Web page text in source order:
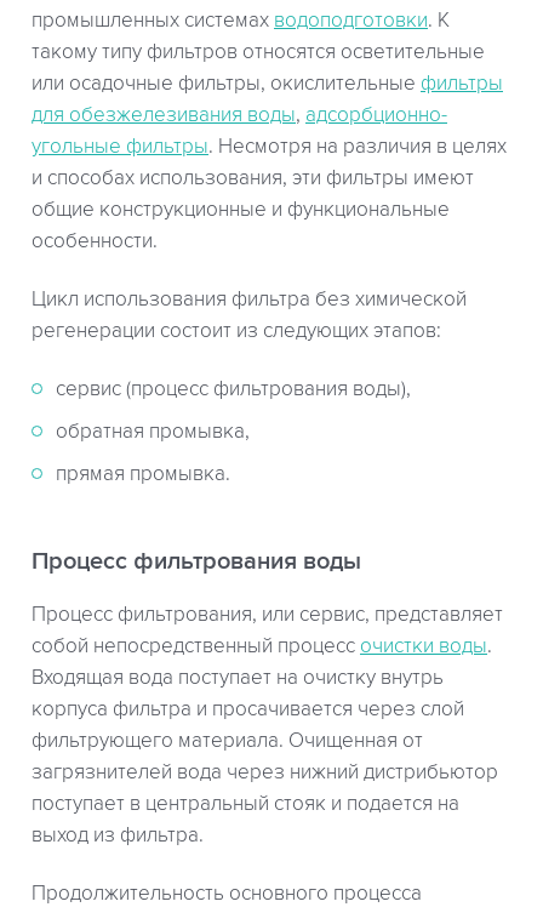
промышленных системах водоподготовки. К
такому типу фильтров относятся осветительные
или осадочные фильтры, окислительные фильтры
для обезжелезивания воды, адсорбционно-
угольные фильтры. Несмотря на различия в целях
и способах использования, эти фильтры имеют
общие конструкционные и функциональные
особенности.
Цикл использования фильтра без химической
регенерации состоит из следующих этапов:
сервис (процесс фильтрования воды),
обратная промывка,
прямая промывка.
Процесс фильтрования воды
Процесс фильтрования, или сервис, представляет
собой непосредственный процесс очистки воды.
Входящая вода поступает на очистку внутрь
корпуса фильтра и просачивается через слой
фильтрующего материала. Очищенная от
загрязнителей вода через нижний дистрибьютор
поступает в центральный стояк и подается на
выход из фильтра.
Продолжительность основного процесса